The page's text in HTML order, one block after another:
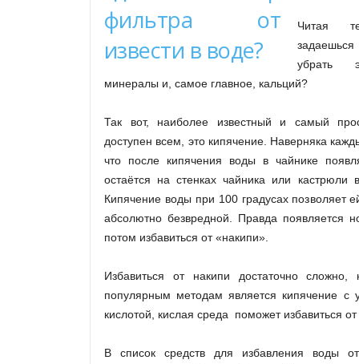
Читая
убрать
минералы и, самое главное, кальций?
Так вот, наиболее известный и самый
доступен всем, это кипячение. Наверняка
что после кипячения воды в чайнике
остаётся на стенках чайника или кастрюли
Кипячение воды при 100 градусах позволяет
абсолютно безвредной. Правда появляется
потом избавиться от «накипи».
Избавиться от накипи достаточно
популярным методам является кипячение с
кислотой, кислая среда поможет избавиться
В список средств для избавления воды